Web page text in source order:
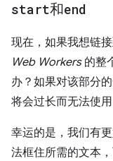
start和end
现在，如果我想链
Web Workers的整
办？如果对该部分
将会过长而无法使用
幸运的是，我们有
法框住所需的文本